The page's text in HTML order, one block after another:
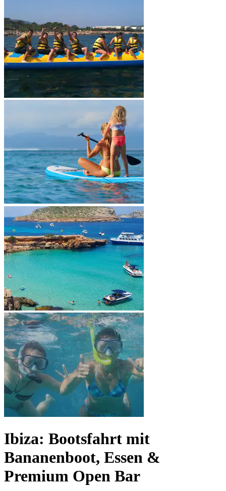
Ibiza: Bootsfahrt mit
Bananenboot, Essen &
Premium Open Bar